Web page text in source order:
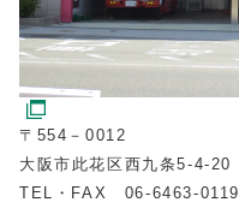
〒554－0012
大阪市此花区西九条5‐4‐20
TEL・FAX 06‐6463‐0119